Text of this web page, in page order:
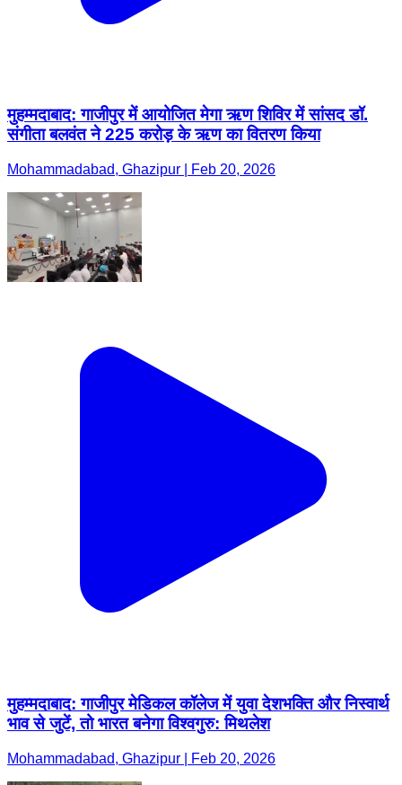
मुहम्मदाबाद: गाजीपुर में आयोजित मेगा ऋण शिविर में सांसद डॉ.
संगीता बलवंत ने 225 करोड़ के ऋण का वितरण किया
Mohammadabad, Ghazipur | Feb 20, 2026
मुहम्मदाबाद: गाजीपुर मेडिकल कॉलेज में युवा देशभक्ति और निस्वार्थ
भाव से जुटें, तो भारत बनेगा विश्वगुरु: मिथलेश
Mohammadabad, Ghazipur | Feb 20, 2026